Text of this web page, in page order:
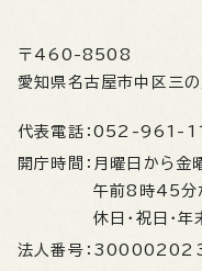
〒460-8508
愛知県名古屋市中区三
代表電話： 052-961-
開庁時間： 月曜日から金
午前8時45分
休日・祝日・
法人番号：